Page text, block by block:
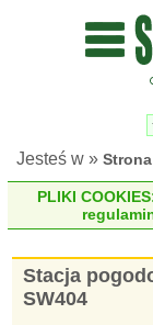
Jesteś w »
PLIKI
Stacja
SW404